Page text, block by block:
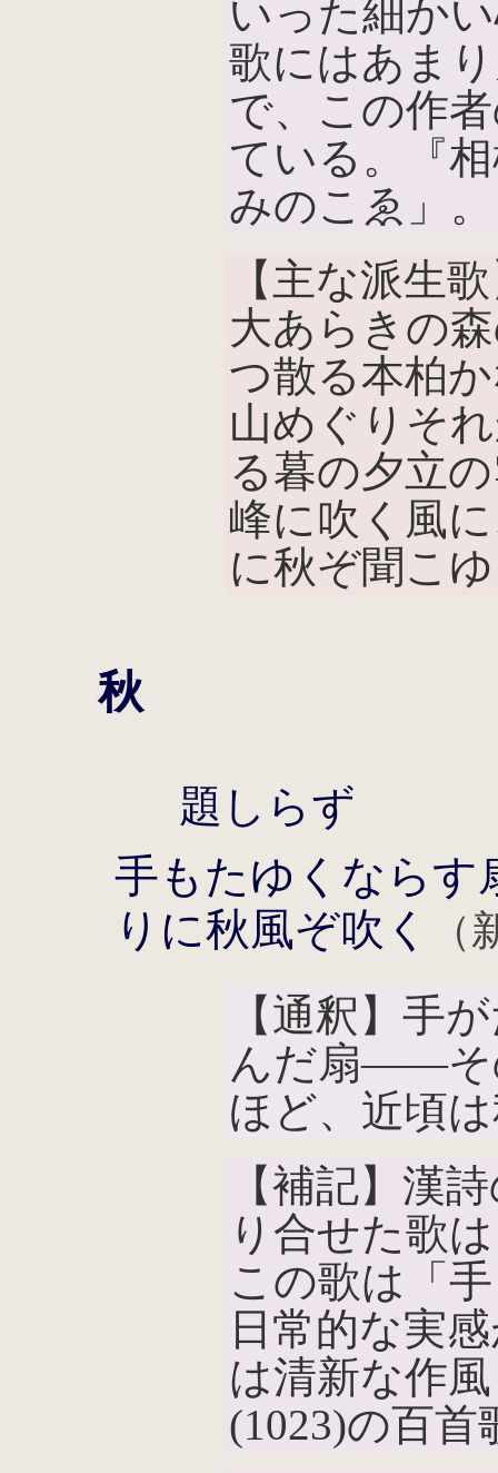
いった細か
歌にはあま
で、この作
ている。『
みのこゑ」。
【主な派生
大あらきの
つ散る本柏
山めぐりそ
る暮の夕立
峰に吹く風
に秋ぞ聞こ
秋
題しらず
手もたゆくならす
りに秋風ぞ吹く
【通釈】手
んだ扇――そ
ほど、近頃
【補記】漢
り合せた歌
この歌は「
日常的な実
は清新な作
(1023)の百首